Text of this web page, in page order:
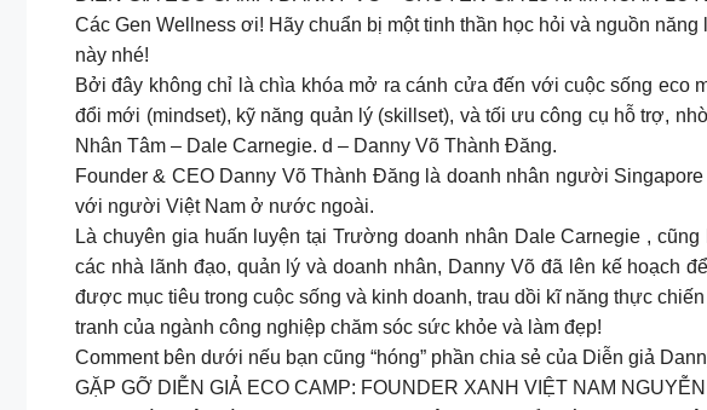
Các Gen Wellness ơi! Hãy chuẩn bị một tinh thần học hỏi và nguồn
này nhé!
Bởi đây không chỉ là chìa khóa mở ra cánh cửa đến với cuộc sống
đổi mới (mindset), kỹ năng quản lý (skillset), và tối ưu công cụ hỗ trợ,
Nhân Tâm – Dale Carnegie. d – Danny Võ Thành Đăng.
Founder & CEO Danny Võ Thành Đăng là doanh nhân người
với người Việt Nam ở nước ngoài.
Là chuyên gia huấn luyện tại Trường doanh nhân Dale Carnegie ,
các nhà lãnh đạo, quản lý và doanh nhân, Danny Võ đã lên kế hoạch
được mục tiêu trong cuộc sống và kinh doanh, trau dồi kĩ năng thực
tranh của ngành công nghiệp chăm sóc sức khỏe và làm đẹp!
Comment bên dưới nếu bạn cũng “hóng” phần chia sẻ của Diễn giả
GẶP GỠ DIỄN GIẢ ECO CAMP: FOUNDER XANH VIỆT NAM